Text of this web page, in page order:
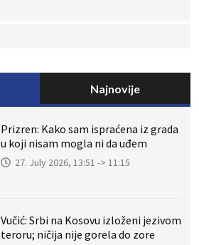
Najnovije
Prizren: Kako sam ispraćena iz grada
u koji nisam mogla ni da uđem
27. July 2026, 13:51 -> 11:15
Vučić: Srbi na Kosovu izloženi jezivom
teroru; ničija nije gorela do zore